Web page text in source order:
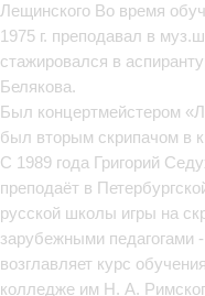
Лещинского Во время
1975 г. преподавал в
стажировался в
Белякова.
Был концертмейстером
был вторым скрипачом в
С 1989 года Григорий
преподаёт в
русской школы игры на
зарубежными
возглавляет курс
колледже им Н. А.